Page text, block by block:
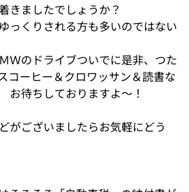
きましたでしょうか？
っくりされる方も多いのではない
Ｗのドライブついでに是非、つた
コーヒー＆クロワッサン＆読書な
待ちしておりますよ～！
がございましたらお気軽にどう